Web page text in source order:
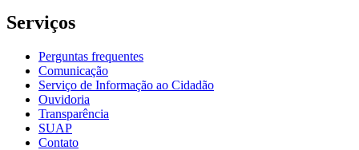
Serviços
Perguntas frequentes
Comunicação
Serviço de Informação ao Cidadão
Ouvidoria
Transparência
SUAP
Contato